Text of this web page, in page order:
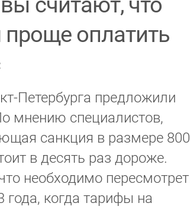
оплатить
Петербурга предложили
мнению специалистов,
санкция в размере 800
в десять раз дороже.
необходимо
года, когда тарифы на